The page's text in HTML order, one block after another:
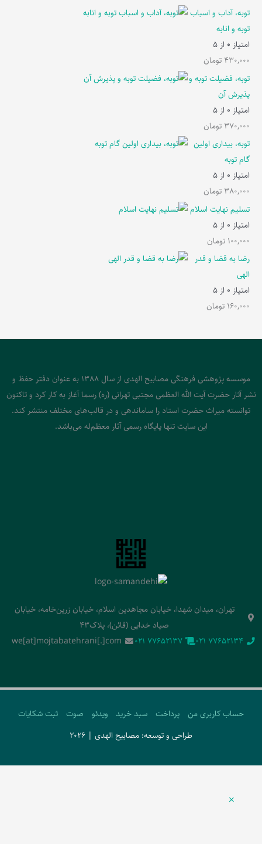
توبه، آداب و اسباب
توبه و انابه
امتیاز 0 از 5
430,000 تومان
توبه، فضیلت توبه و
پذیرش آن
امتیاز 0 از 5
370,000 تومان
توبه، بیداری اولین
گام توبه
امتیاز 0 از 5
380,000 تومان
تسلیم نهایت اسلام
امتیاز 0 از 5
100,000 تومان
رضا به قضا و قدر
الهی
امتیاز 0 از 5
160,000 تومان
موسسه پژوهشی فرهنگی مصابیح الهدی از سال 1388 به عنوان دفتر حفظ و
نشر آثار حضرت آیت الله العظمی مجتبی تهرانی (ره) رسما آغاز به کار کرد و تاکنون
توانسته میراث حضرت استاد را ساماندهی و در قالب‌های مختلف منتشر کند.
این سایت تنها پایگاه رسمی آثار معظم‌له می‌باشد.
تهران، میدان شهدا، خیابان مجاهدین اسلام، خیابان زرین‌خامه، خیابان
صیاد خدایی (قائن)، پلاک43
‭021 77652134‬
‭021 77652137‬
we[at]mojtabatehrani[.]com
حساب کاربری من پرداخت سبد خرید ویدئو صوت
ثبت شکایات
طراحی و توسعه: مصابیح الهدی | 2026